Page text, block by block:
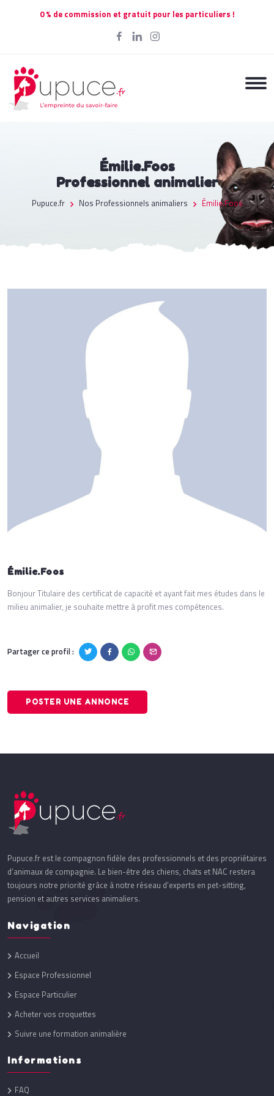
0 % de commission et gratuit pour les particuliers !
Émilie.Foos
Professionnel animalier
Pupuce.fr Nos Professionnels animaliers Émilie.Foos
Émilie.Foos
Bonjour Titulaire des certificat de capacité et ayant fait mes études dans le
milieu animalier, je souhaite mettre à profit mes compétences.
Partager ce profil :
POSTER UNE ANNONCE
Pupuce.fr est le compagnon fidèle des professionnels et des propriétaires
d’animaux de compagnie. Le bien-être des chiens, chats et NAC restera
toujours notre priorité grâce à notre réseau d’experts en pet-sitting,
pension et autres services animaliers.
Navigation
Accueil
Espace Professionnel
Espace Particulier
Acheter vos croquettes
Suivre une formation animalière
Informations
FAQ